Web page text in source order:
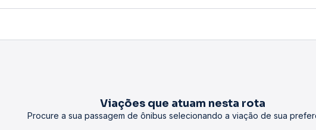
Viações que atuam nesta rota
Procure a sua passagem de ônibus selecionando a viação de sua